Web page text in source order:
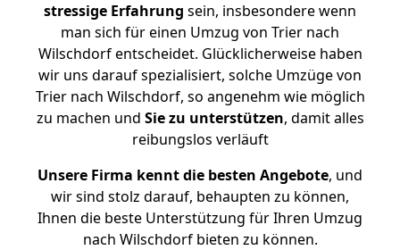
stressige Erfahrung sein, insbesondere wenn
man sich für einen Umzug von Trier nach
Wilschdorf entscheidet. Glücklicherweise haben
wir uns darauf spezialisiert, solche Umzüge von
Trier nach Wilschdorf, so angenehm wie möglich
zu machen und Sie zu unterstützen, damit alles
reibungslos verläuft
Unsere Firma kennt die besten Angebote, und
wir sind stolz darauf, behaupten zu können,
Ihnen die beste Unterstützung für Ihren Umzug
nach Wilschdorf bieten zu können.